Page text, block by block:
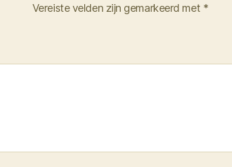
Vereiste velden zijn gemarkeerd met *